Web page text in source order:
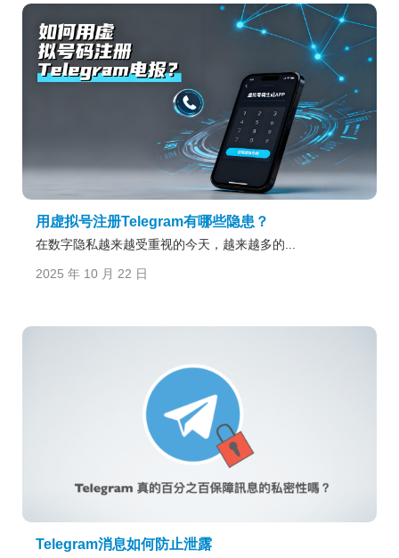
用虚拟号注册Telegram有哪些隐患？
在数字隐私越来越受重视的今天，越来越多的...
2025 年 10 月 22 日
Telegram消息如何防止泄露